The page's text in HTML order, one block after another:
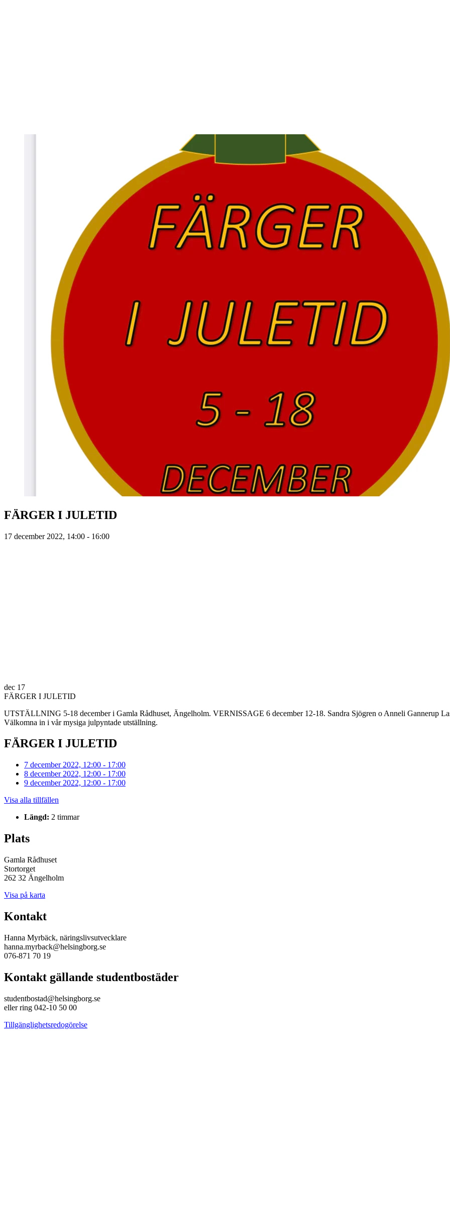
FÄRGER I JULETID
17 december 2022, 14:00 - 16:00
dec 17
FÄRGER I JULETID
UTSTÄLLNING 5-18 december i Gamla Rådhuset, Ängelholm. VERNISSAGE 6 december 12-18. Sandra Sjögren o Anneli Gannerup
Välkomna in i vår mysiga julpyntade utställning.
FÄRGER I JULETID
7 december 2022, 12:00 - 17:00
8 december 2022, 12:00 - 17:00
9 december 2022, 12:00 - 17:00
Visa alla tillfällen
Längd: 2 timmar
Plats
Gamla Rådhuset
Stortorget
262 32 Ängelholm
Visa på karta
Kontakt
Hanna Myrbäck, näringslivsutvecklare
hanna.myrback@helsingborg.se
076-871 70 19
Kontakt gällande studentbostäder
studentbostad@helsingborg.se
eller ring 042-10 50 00
Tillgänglighetsredogörelse